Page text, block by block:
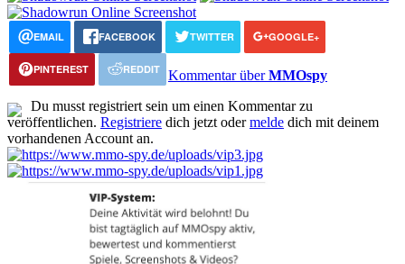
EMAIL FACEBOOK TWITTER GOOGLE+
PINTEREST REDDIT Kommentar überMMOspy
Du musst registriert sein um einen Kommentar zu
veröffentlichen. Registriere dich jetzt odermelde dich mit deinem
vorhandenen Account an.